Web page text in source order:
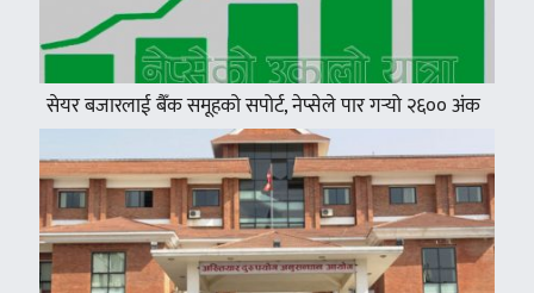
सेयर बजारलाई बैँक समूहको सपोर्ट, नेप्सेले पार गर्‍यो २६०० अंक